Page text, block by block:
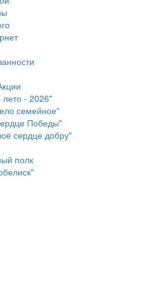
лето - 2026"
семейное"
Победы"
сердце добру"
полк